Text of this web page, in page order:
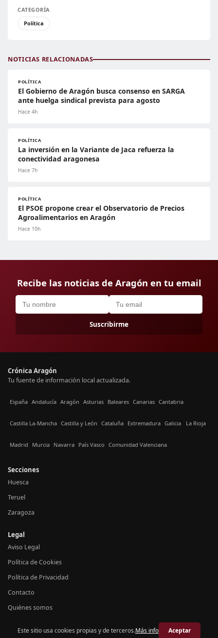
CATEGORÍA
Política
NOTICIAS RELACIONADAS
POLÍTICA
El Gobierno de Aragón busca consenso en SARGA
ante huelga sindical prevista para agosto
Hace 4h
POLÍTICA
La inversión en la Variante de Jaca refuerza la
conectividad aragonesa
Hace 7h
POLÍTICA
El PSOE propone crear el Observatorio de Precios
Agroalimentarios en Aragón
Hace 10h
Recibe las noticias de Aragón en tu email
Suscribirme
Crónica Aragón
Tu fuente de información local actualizada.
España Andalucía Aragón Asturias Baleares Canarias Cantabria
Castilla La-Mancha Castilla y León Cataluña Extremadura Galicia La Rioja
Madrid Murcia Navarra País Vasco Comunidad Valenciana
Secciones
Huesca
Teruel
Zaragoza
Legal
Aviso Legal
Política de Cookies
Política de Privacidad
Contacto
Quiénes somos
© 2026 Crónica Aragón
Este sitio usa cookies propias y de terceros.Más info Aceptar